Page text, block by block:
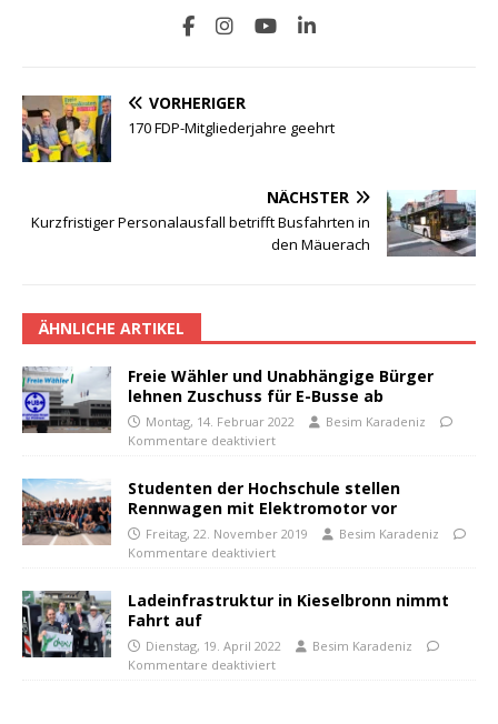
VORHERIGER
170 FDP-Mitgliederjahre geehrt
NÄCHSTER
Kurzfristiger Personalausfall betrifft Busfahrten in
den Mäuerach
ÄHNLICHE ARTIKEL
Freie Wähler und Unabhängige Bürger
lehnen Zuschuss für E-Busse ab
Montag, 14. Februar 2022
Besim Karadeniz
Kommentare deaktiviert
Studenten der Hochschule stellen
Rennwagen mit Elektromotor vor
Freitag, 22. November 2019
Besim Karadeniz
Kommentare deaktiviert
Ladeinfrastruktur in Kieselbronn nimmt
Fahrt auf
Dienstag, 19. April 2022
Besim Karadeniz
Kommentare deaktiviert